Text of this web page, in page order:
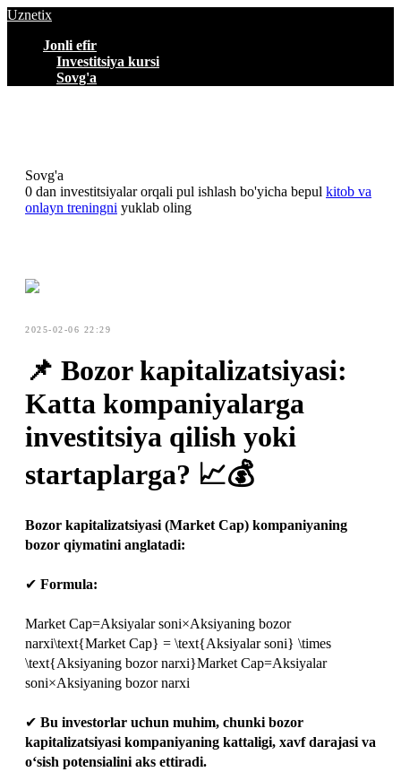
Uznetix
Jonli efir
Investitsiya kursi
Sovg'a
Sovg'a
0 dan investitsiyalar orqali pul ishlash bo'yicha bepul kitob va
onlayn treningni yuklab oling
2025-02-06 22:29
📌 Bozor kapitalizatsiyasi:
Katta kompaniyalarga
investitsiya qilish yoki
startaplarga? 📈💰
Bozor kapitalizatsiyasi (Market Cap) kompaniyaning
bozor qiymatini anglatadi:
✔ Formula:
Market Cap=Aksiyalar soni×Aksiyaning bozor
narxi\text{Market Cap} = \text{Aksiyalar soni} \times
\text{Aksiyaning bozor narxi}Market Cap=Aksiyalar
soni×Aksiyaning bozor narxi
✔ Bu investorlar uchun muhim, chunki bozor
kapitalizatsiyasi kompaniyaning kattaligi, xavf darajasi va
o‘sish potensialini aks ettiradi.